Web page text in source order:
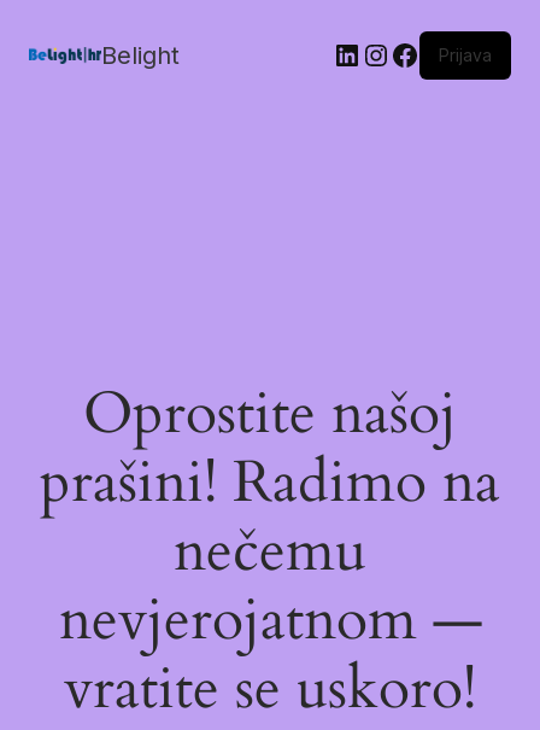
Belight Prijava
Oprostite našoj
prašini! Radimo na
nečemu
nevjerojatnom —
vratite se uskoro!